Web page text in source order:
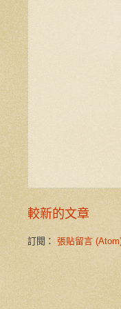
較新的文章
訂閱： 張貼留言